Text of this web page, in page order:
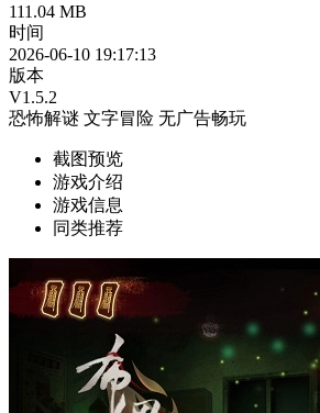
111.04 MB
时间
2026-06-10 19:17:13
版本
V1.5.2
恐怖解谜 文字冒险 无广告畅玩
截图预览
游戏介绍
游戏信息
同类推荐